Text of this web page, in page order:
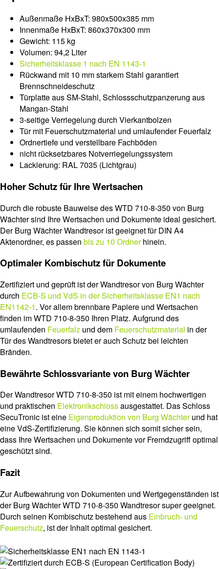
Außenmaße HxBxT: 980x500x385 mm
Innenmaße HxBxT: 860x370x300 mm
Gewicht: 115 kg
Volumen: 94,2 Liter
Sicherheitsklasse 1 nach EN 1143-1
Rückwand mit 10 mm starkem Stahl garantiert
Brennschneideschutz
Türplatte aus SM-Stahl, Schlossschutzpanzerung aus
Mangan-Stahl
3-seitige Verriegelung durch Vierkantbolzen
Tür mit Feuerschutzmaterial und umlaufender Feuerfalz
Ordnertiefe und verstellbare Fachböden
nicht rücksetzbares Notverriegelungssystem
Lackierung: RAL 7035 (Lichtgrau)
Hoher Schutz für Ihre Wertsachen
Durch die robuste Bauweise des WTD 710-8-350 von Burg
Wächter sind Ihre Wertsachen und Dokumente ideal gesichert.
Der Burg Wächter Wandtresor ist geeignet für DIN A4
Aktenordner, es passen bis zu 10 Ordnerhinein.
Optimaler Kombischutz für Dokumente
Zertifiziert und geprüft ist der Wandtresor von Burg Wächter
durch ECB-S und VdS in der Sicherheitsklasse EN1 nach
EN1142-1. Vor allem brennbare Papiere und Wertsachen
finden im WTD 710-8-350 Ihren Platz. Aufgrund des
umlaufenden Feuerfalz und dem Feuerschutzmaterial in der
Tür des Wandtresors bietet er auch Schutz bei leichten
Bränden.
Bewährte Schlossvariante von Burg Wächter
Der Wandtresor WTD 710-8-350 ist mit einem hochwertigen
und praktischen Elektronikschlossausgestattet. Das Schloss
SecuTronic ist eine Eigenproduktion von Burg Wächterund hat
eine VdS-Zertifizierung. Sie können sich somit sicher sein,
dass Ihre Wertsachen und Dokumente vor Fremdzugriff optimal
geschützt sind.
Fazit
Zur Aufbewahrung von Dokumenten und Wertgegenständen ist
der Burg Wächter WTD 710-8-350 Wandtresor super geeignet.
Durch seinen Kombischutz bestehend aus Einbruch- und
Feuerschutz, ist der Inhalt optimal gesichert.